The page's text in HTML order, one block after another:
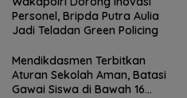
Personel, Bripda Putra Aulia
Jadi Teladan Green Policing
Mendikdasmen Terbitkan
Aturan Sekolah Aman, Batasi
Gawai Siswa di Bawah 16